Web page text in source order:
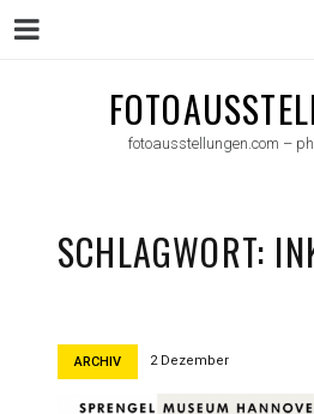
fotoausstellungen.com –
SCHLAGWORT:
ARCHIV 2 Dezember
Menu